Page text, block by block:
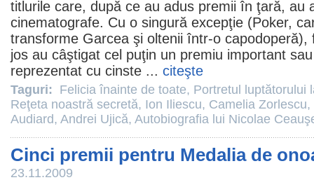
titlurile care, după ce au adus premii în ţară, au
cinematografe. Cu o singură excepţie (Poker,
transforme Garcea şi oltenii într-o capodoperă),
jos au câştigat cel puţin un premiu important
reprezentat cu cinste ... citeşte
Taguri: Felicia înainte de toate, Portretul luptătorului
Reţeta noastră secretă, Ion Iliescu, Camelia Zorlescu,
Audiard, Andrei Ujică, Autobiografia lui Nicolae
Cinci premii pentru Medalia de
23.11.2009